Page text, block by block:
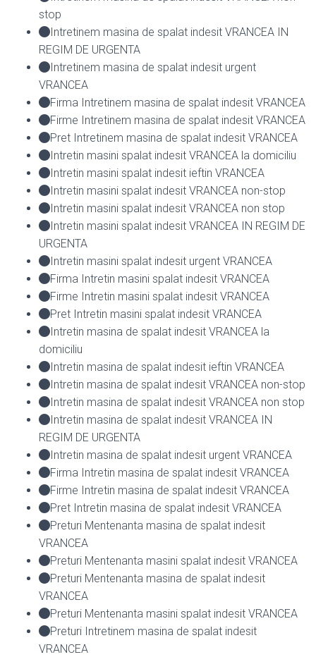
stop
Intretinem masina de spalat indesit VRANCEA IN
REGIM DE URGENTA
Intretinem masina de spalat indesit urgent
VRANCEA
Firma Intretinem masina de spalat indesit VRANCEA
Firme Intretinem masina de spalat indesit VRANCEA
Pret Intretinem masina de spalat indesit VRANCEA
Intretin masini spalat indesit VRANCEA la domiciliu
Intretin masini spalat indesit ieftin VRANCEA
Intretin masini spalat indesit VRANCEA non-stop
Intretin masini spalat indesit VRANCEA non stop
Intretin masini spalat indesit VRANCEA IN REGIM DE
URGENTA
Intretin masini spalat indesit urgent VRANCEA
Firma Intretin masini spalat indesit VRANCEA
Firme Intretin masini spalat indesit VRANCEA
Pret Intretin masini spalat indesit VRANCEA
Intretin masina de spalat indesit VRANCEA la
domiciliu
Intretin masina de spalat indesit ieftin VRANCEA
Intretin masina de spalat indesit VRANCEA non-stop
Intretin masina de spalat indesit VRANCEA non stop
Intretin masina de spalat indesit VRANCEA IN
REGIM DE URGENTA
Intretin masina de spalat indesit urgent VRANCEA
Firma Intretin masina de spalat indesit VRANCEA
Firme Intretin masina de spalat indesit VRANCEA
Pret Intretin masina de spalat indesit VRANCEA
Preturi Mentenanta masina de spalat indesit
VRANCEA
Preturi Mentenanta masini spalat indesit VRANCEA
Preturi Mentenanta masina de spalat indesit
VRANCEA
Preturi Mentenanta masini spalat indesit VRANCEA
Preturi Intretinem masina de spalat indesit
VRANCEA